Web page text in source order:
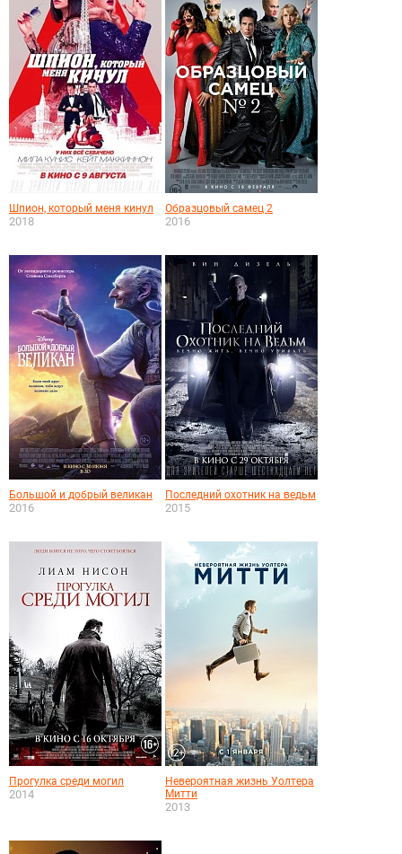
Шпион, который меня кинул
2018
Образцовый самец 2
2016
Большой и добрый великан
2016
Последний охотник на ведьм
2015
Прогулка среди могил
2014
Невероятная жизнь Уолтера
Митти
2013